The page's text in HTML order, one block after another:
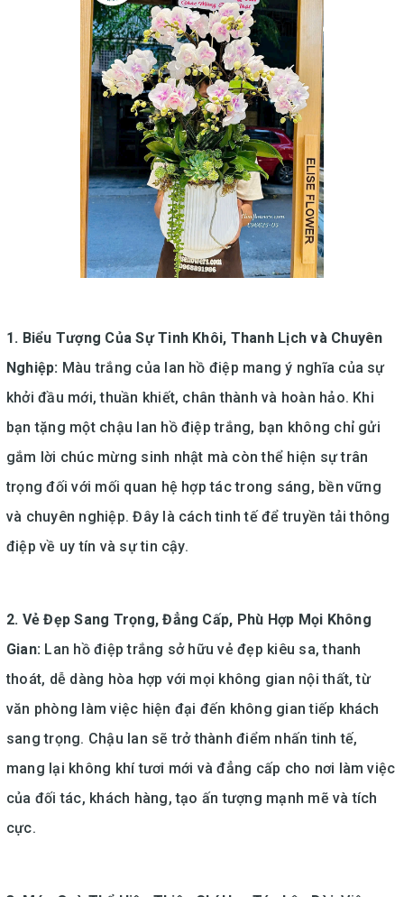
1. Biểu Tượng Của Sự Tinh Khôi, Thanh Lịch và Chuyên
Nghiệp: Màu trắng của lan hồ điệp mang ý nghĩa của sự
khởi đầu mới, thuần khiết, chân thành và hoàn hảo. Khi
bạn tặng một chậu lan hồ điệp trắng, bạn không chỉ gửi
gắm lời chúc mừng sinh nhật mà còn thể hiện sự trân
trọng đối với mối quan hệ hợp tác trong sáng, bền vững
và chuyên nghiệp. Đây là cách tinh tế để truyền tải thông
điệp về uy tín và sự tin cậy.
2. Vẻ Đẹp Sang Trọng, Đẳng Cấp, Phù Hợp Mọi Không
Gian: Lan hồ điệp trắng sở hữu vẻ đẹp kiêu sa, thanh
thoát, dễ dàng hòa hợp với mọi không gian nội thất, từ
văn phòng làm việc hiện đại đến không gian tiếp khách
sang trọng. Chậu lan sẽ trở thành điểm nhấn tinh tế,
mang lại không khí tươi mới và đẳng cấp cho nơi làm việc
của đối tác, khách hàng, tạo ấn tượng mạnh mẽ và tích
cực.